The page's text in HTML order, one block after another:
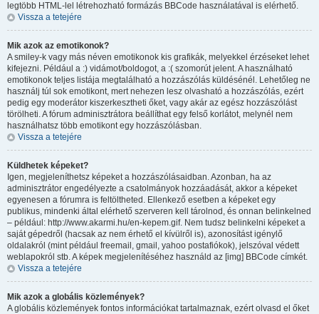
legtöbb HTML-lel létrehozható formázás BBCode használatával is elérhető.
Vissza a tetejére
Mik azok az emotikonok?
A smiley-k vagy más néven emotikonok kis grafikák, melyekkel érzéseket lehet
kifejezni. Például a :) vidámot/boldogot, a :( szomorút jelent. A használható
emotikonok teljes listája megtalálható a hozzászólás küldésénél. Lehetőleg ne
használj túl sok emotikont, mert nehezen lesz olvasható a hozzászólás, ezért
pedig egy moderátor kiszerkesztheti őket, vagy akár az egész hozzászólást
törölheti. A fórum adminisztrátora beállíthat egy felső korlátot, melynél nem
használhatsz több emotikont egy hozzászólásban.
Vissza a tetejére
Küldhetek képeket?
Igen, megjeleníthetsz képeket a hozzászólásaidban. Azonban, ha az
adminisztrátor engedélyezte a csatolmányok hozzáadását, akkor a képeket
egyenesen a fórumra is feltöltheted. Ellenkező esetben a képeket egy
publikus, mindenki által elérhető szerveren kell tárolnod, és onnan belinkelned
– például: http://www.akarmi.hu/en-kepem.gif. Nem tudsz belinkelni képeket a
saját gépedről (hacsak az nem érhető el kívülről is), azonosítást igénylő
oldalakról (mint például freemail, gmail, yahoo postafiókok), jelszóval védett
weblapokról stb. A képek megjelenítéséhez használd az [img] BBCode címkét.
Vissza a tetejére
Mik azok a globális közlemények?
A globális közlemények fontos információkat tartalmaznak, ezért olvasd el őket